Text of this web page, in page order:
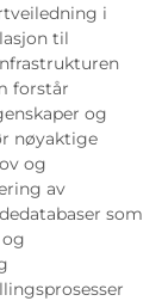
i
til
forstår
og
nøyaktige
og
av
som